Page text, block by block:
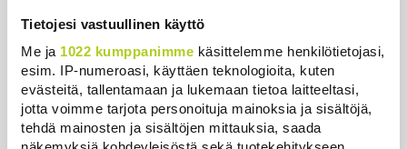
Tietojesi vastuullinen käyttö
Me ja 1022 kumppanimme käsittelemme henkilötietojasi,
esim. IP-numeroasi, käyttäen teknologioita, kuten
evästeitä, tallentamaan ja lukemaan tietoa laitteeltasi,
jotta voimme tarjota personoituja mainoksia ja sisältöjä,
tehdä mainosten ja sisältöjen mittauksia, saada
ravitsemukselliseen tarkoitukseen käytettäviä
– Toivomme tolkun tulkintaa. Ehdottomasti pitäisi mennä
eläinten hyvinvointi edellä tiukkojen ehtojen ohi, Rännäri
korostaa.